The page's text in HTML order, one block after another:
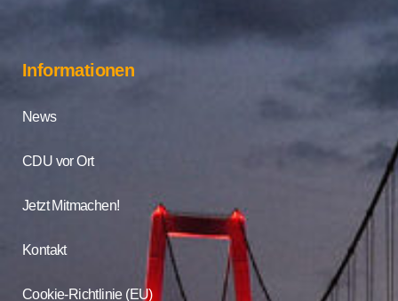
Informationen
News
CDU vor Ort
Jetzt Mitmachen!
Kontakt
Cookie-Richtlinie (EU)